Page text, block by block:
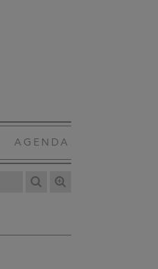
AGENDA